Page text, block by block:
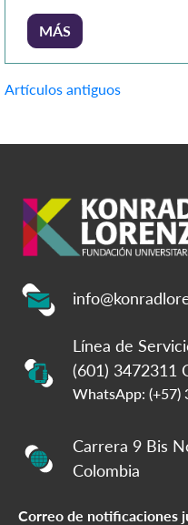
empresas (PyMEs) son la
Representan más del 90%
MÁS
Navegación
Artículos antiguos
Línea de
(601) 3472311
WhatsApp: (+57)
Carrera 9 Bis
Colombia
Correo de notificaciones